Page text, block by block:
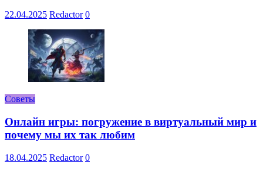
22.04.2025 Redactor 0
Советы
Онлайн игры: погружение в виртуальный мир и
почему мы их так любим
18.04.2025 Redactor 0